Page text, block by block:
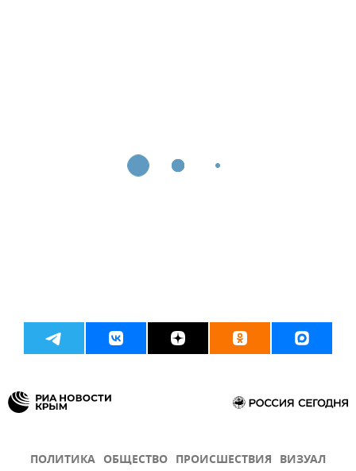
ПОЛИТИКА ОБЩЕСТВО ПРОИСШЕСТВИЯ ВИЗУАЛ